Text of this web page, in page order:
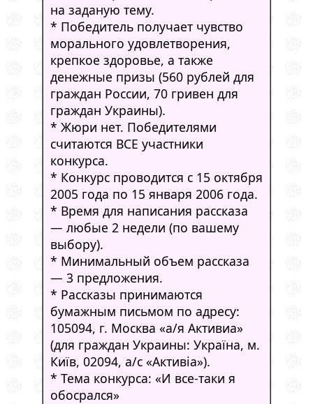
на заданую тему.
* Победитель получает чувство
морального удовлетворения,
крепкое здоровье, а также
денежные призы (560 рублей для
граждан России, 70 гривен для
граждан Украины).
* Жюри нет. Победителями
считаются ВСЕ участники
конкурса.
* Конкурс проводится с 15 октября
2005 года по 15 января 2006 года.
* Время для написания рассказа
— любые 2 недели (по вашему
выбору).
* Минимальный объем рассказа
— 3 предложения.
* Рассказы принимаются
бумажным письмом по адресу:
105094, г. Москва «а/я Активиа»
(для граждан Украины: Україна, м.
Київ, 02094, а/с «Активіа»).
* Тема конкурса: «И все-таки я
обосрался»